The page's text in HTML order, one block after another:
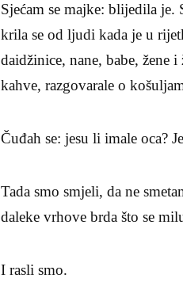
Sjećam se majke: blijedila je.
krila se od ljudi kada je u
daidžinice, nane, babe, žene
kahve, razgovarale o
Čuđah se: jesu li imale oca?
Tada smo smjeli, da ne
daleke vrhove brda što se
I rasli smo.